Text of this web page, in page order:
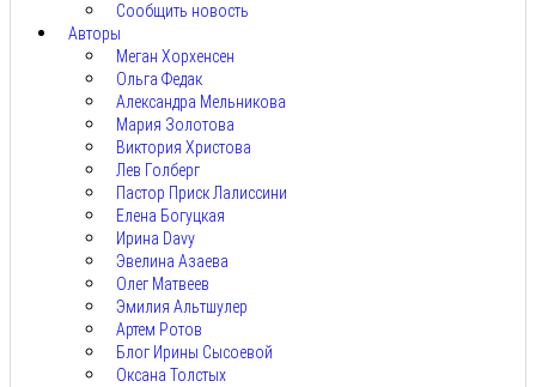
Сообщить новость
Авторы
Меган Хорхенсен
Ольга Федак
Александра Мельникова
Мария Золотова
Виктория Христова
Лев Голберг
Пастор Приск Лалиссини
Елена Богуцкая
Ирина Davy
Эвелина Азаева
Олег Матвеев
Эмилия Альтшулер
Артем Ротов
Блог Ирины Сысоевой
Оксана Толстых